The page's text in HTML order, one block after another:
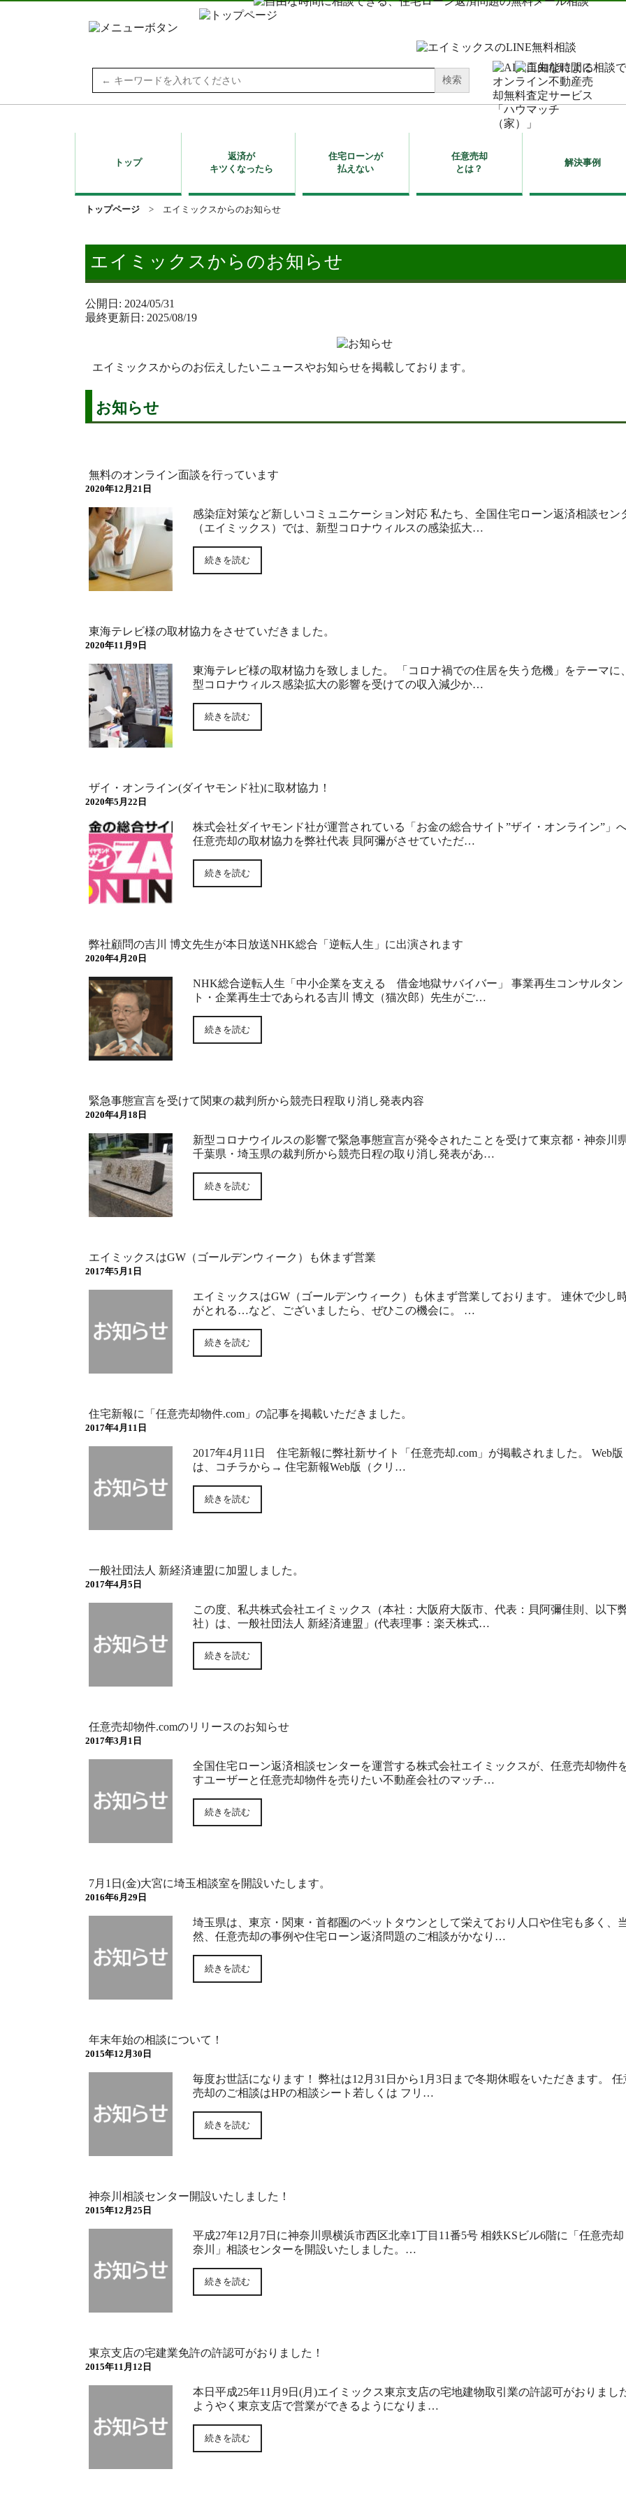
Search
for:
トップ
返済が
キツくなったら
住宅ローンが
払えない
任意売却
とは？
解決事例
トップページ > エイミックスからのお知らせ
エイミックスからのお知らせ
公開日: 2024/05/31
最終更新日: 2025/08/19
エイミックスからのお伝えしたいニュースやお知らせを掲載しております。
お知らせ
無料のオンライン面談を行っています
2020年12月21日
感染症対策など新しいコミュニケーション対応 私たち、全国住宅ローン返済相談セン
（エイミックス）では、新型コロナウィルスの感染拡大…
続きを読む
東海テレビ様の取材協力をさせていだきました。
2020年11月9日
東海テレビ様の取材協力を致しました。 「コロナ禍での住居を失う危機」をテーマに
型コロナウィルス感染拡大の影響を受けての収入減少か…
続きを読む
ザイ・オンライン(ダイヤモンド社)に取材協力！
2020年5月22日
株式会社ダイヤモンド社が運営されている「お金の総合サイト”ザイ・オンライン”」
任意売却の取材協力を弊社代表 貝阿彌がさせていただ…
続きを読む
弊社顧問の吉川 博文先生が本日放送NHK総合「逆転人生」に出演されます
2020年4月20日
NHK総合逆転人生「中小企業を支える 借金地獄サバイバー」 事業再生コンサルタン
ト・企業再生士であられる吉川 博文（猫次郎）先生がご…
続きを読む
緊急事態宣言を受けて関東の裁判所から競売日程取り消し発表内容
2020年4月18日
新型コロナウイルスの影響で緊急事態宣言が発令されたことを受けて東京都・神奈川
千葉県・埼玉県の裁判所から競売日程の取り消し発表があ…
続きを読む
エイミックスはGW（ゴールデンウィーク）も休まず営業
2017年5月1日
エイミックスはGW（ゴールデンウィーク）も休まず営業しております。 連休で少し
がとれる…など、ございましたら、ぜひこの機会に。 …
続きを読む
住宅新報に「任意売却物件.com」の記事を掲載いただきました。
2017年4月11日
2017年4月11日 住宅新報に弊社新サイト「任意売却.com」が掲載されました。 Web版
は、コチラから→ 住宅新報Web版（クリ…
続きを読む
一般社団法人 新経済連盟に加盟しました。
2017年4月5日
この度、私共株式会社エイミックス（本社：大阪府大阪市、代表：貝阿彌佳則、以下
社）は、一般社団法人 新経済連盟」(代表理事：楽天株式…
続きを読む
任意売却物件.comのリリースのお知らせ
2017年3月1日
全国住宅ローン返済相談センターを運営する株式会社エイミックスが、任意売却物件
すユーザーと任意売却物件を売りたい不動産会社のマッチ…
続きを読む
7月1日(金)大宮に埼玉相談室を開設いたします。
2016年6月29日
埼玉県は、東京・関東・首都圏のベットタウンとして栄えており人口や住宅も多く、
然、任意売却の事例や住宅ローン返済問題のご相談がかなり…
続きを読む
年末年始の相談について！
2015年12月30日
毎度お世話になります！ 弊社は12月31日から1月3日まで冬期休暇をいただきます。 任
売却のご相談はHPの相談シート若しくは フリ…
続きを読む
神奈川相談センター開設いたしました！
2015年12月25日
平成27年12月7日に神奈川県横浜市西区北幸1丁目11番5号 相鉄KSビル6階に「任意売却
奈川」相談センターを開設いたしました。…
続きを読む
東京支店の宅建業免許の許認可がおりました！
2015年11月12日
本日平成25年11月9日(月)エイミックス東京支店の宅地建物取引業の許認可がおりまし
ようやく東京支店で営業ができるようになりま…
続きを読む